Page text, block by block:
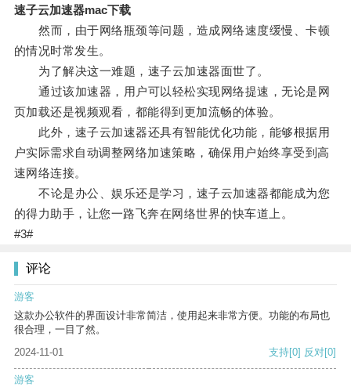
速子云加速器mac下载
然而，由于网络瓶颈等问题，造成网络速度缓慢、卡顿
的情况时常发生。
为了解决这一难题，速子云加速器面世了。
通过该加速器，用户可以轻松实现网络提速，无论是网
页加载还是视频观看，都能得到更加流畅的体验。
此外，速子云加速器还具有智能优化功能，能够根据用
户实际需求自动调整网络加速策略，确保用户始终享受到高
速网络连接。
不论是办公、娱乐还是学习，速子云加速器都能成为您
的得力助手，让您一路飞奔在网络世界的快车道上。
#3#
评论
游客
这款办公软件的界面设计非常简洁，使用起来非常方便。功能的布局也
很合理，一目了然。
2024-11-01
支持[0] 反对[0]
游客